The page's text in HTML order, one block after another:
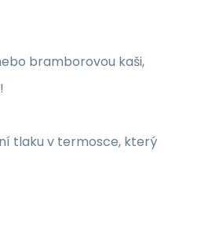
bramborovou kaši,
tlaku v termosce, který